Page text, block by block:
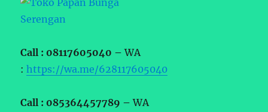
Call : 08117605040 –WA
:https://wa.me/628117605040
Call : 085364457789 –WA